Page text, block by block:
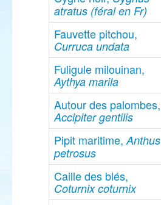
atratus (féral en Fr)
Fauvette pitchou,
Curruca undata
Fuligule milouinan,
Aythya marila
Autour des palombes,
Accipiter gentilis
Pipit maritime,Anthus
petrosus
Caille des blés,
Coturnix coturnix